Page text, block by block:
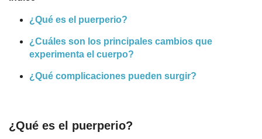
¿Qué es el puerperio?
¿Cuáles son los principales cambios que
experimenta el cuerpo?
¿Qué complicaciones pueden surgir?
¿Qué es el puerperio?